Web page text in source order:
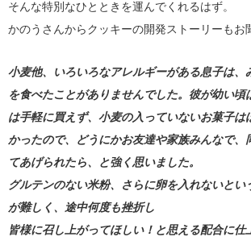
そんな特別なひとときを運んでくれるはず。
かのうさんからクッキーの開発ストーリーもお
小麦他、いろいろなアレルギーがある息子は、
を食べたことがありませんでした。彼が幼い頃
は手軽に買えず、小麦の入っていないお菓子は
かったので、どうにかお友達や家族みんなで、
てあげられたら、と強く思いました。
グルテンのない米粉、さらに卵を入れないとい
が難しく、途中何度も挫折し
皆様に召し上がってほしい！と思える配合に仕